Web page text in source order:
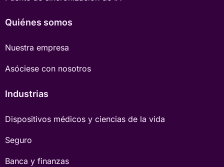
Quiénes somos
Nuestra empresa
Asóciese con nosotros
Industrias
Dispositivos médicos y ciencias de la vida
Seguro
Banca y finanzas